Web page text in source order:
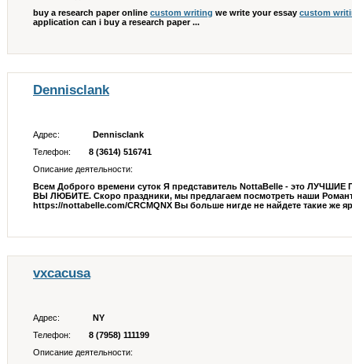
buy a research paper online custom writing we write your essay custom
application can i buy a research paper ...
Dennisclank
Адрес:
Dennisclank
Телефон:
8 (3614) 516741
Описание деятельности:
Всем Доброго времени суток Я представитель NottaBelle - это
ВЫ ЛЮБИТЕ. Скоро праздники, мы предлагаем посмотреть наши
https://nottabelle.com/CRCMQNX Вы больше нигде не найдете такие же
vxcacusa
Адрес:
NY
Телефон:
8 (7958) 111199
Описание деятельности: